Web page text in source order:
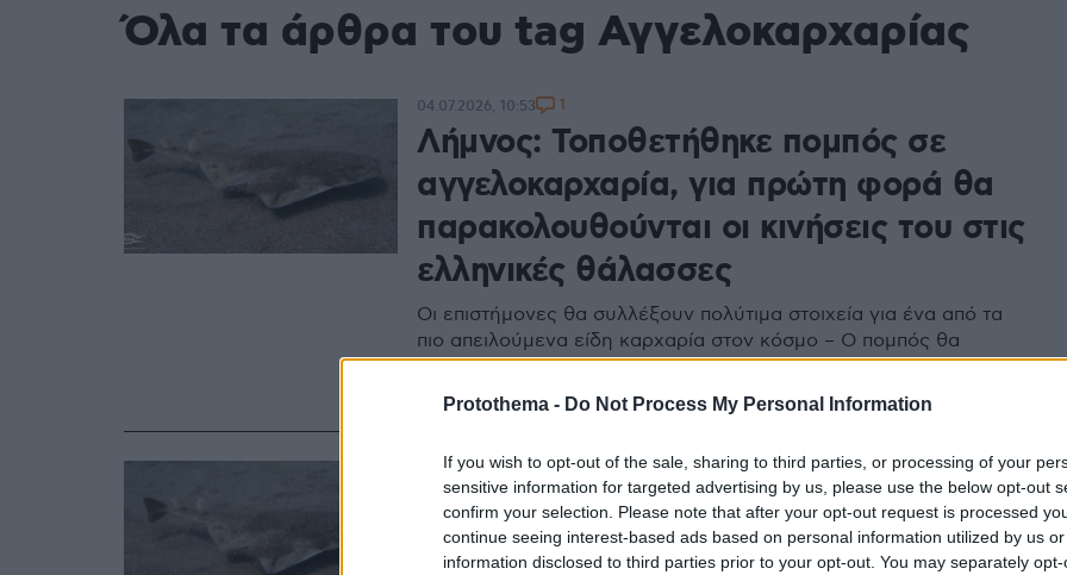
Protothema - Do Not Process My Personal Information
If you wish to opt-out of the sale, sharing to third parties, or processing of your
sensitive information for targeted advertising by us, please use the below opt-out
confirm your selection. Please note that after your opt-out request is processed
continue seeing interest-based ads based on personal information utilized by us
information disclosed to third parties prior to your opt-out. You may separately
Όλα τα άρθρα του tag Αγγελοκαρχαρίας
Λήμνος: Τοποθετήθηκε πομπός σε
αγγελοκαρχαρία, για πρώτη φορά θα
παρακολουθούνται οι κινήσεις του στις
ελληνικές θάλασσες
Οι επιστήμονες θα συλλέξουν πολύτιμα στοιχεία για ένα από τα
πιο απειλούμενα είδη καρχαρία στον κόσμο – Ο πομπός θα
καταγράφει τη μετακίνηση και τη συμπεριφορά του στο φυσικό
περιβάλλον
04.07.2026, 10:53 1
«Eσύ έχεις δει ποτέ αγγελοκαρχαρία;»:
'Έκκληση για την προστασία του
14.09.2020, 12:44